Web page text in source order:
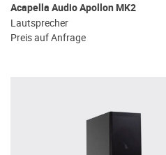
Acapella Audio Apollon MK2
Lautsprecher
Preis auf Anfrage